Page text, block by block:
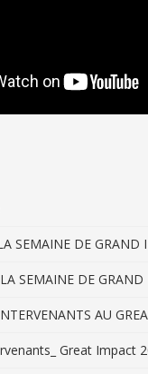
SEMAINE DE GRAND
SEMAINE DE
AU
Great Impact